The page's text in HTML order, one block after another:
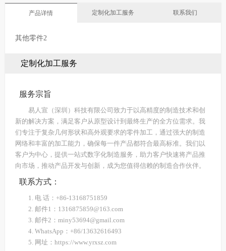
产品详情 定制化加工服务 联系我们
其他零件2
定制化加工服务
服务宗旨
易人宣（深圳）科技有限公司致力于以高精度的制造技术和创
新的解决方案，满足客户从原型设计到最终生产的全方位需求。我
们专注于复杂几何形状和高外观要求的零件加工，通过强大的制造
网络和丰富的加工能力，确保每一件产品都符合最高标准。我们以
客户为中心，提供一站式数字化制造服务，助力客户快速将产品推
向市场，推动产品开发与创新，成为您值得信赖的制造合作伙伴。
联系方式：
1. 电 话：+86-13168751859
2. 邮件1：1316875859@163.com
3. 邮件2：miny53694@gmail.com
4. WhatsApp：+86/13632616493
5. 网址：https://www.yrxsz.com